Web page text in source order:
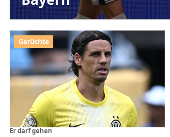
Er darf gehen